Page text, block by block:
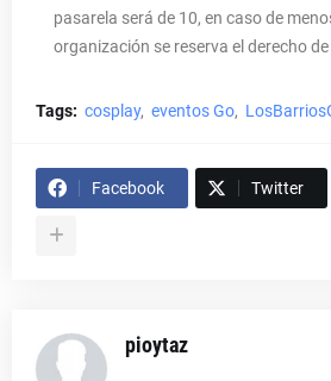
pasarela será de 10, en caso de
organización se reserva el derecho
Tags: cosplay eventos Go
Facebook Twitter
pioytaz